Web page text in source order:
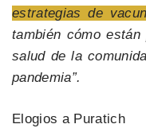
estrategias de
también cómo
salud de la
pandemia”.
Elogios a Puratich